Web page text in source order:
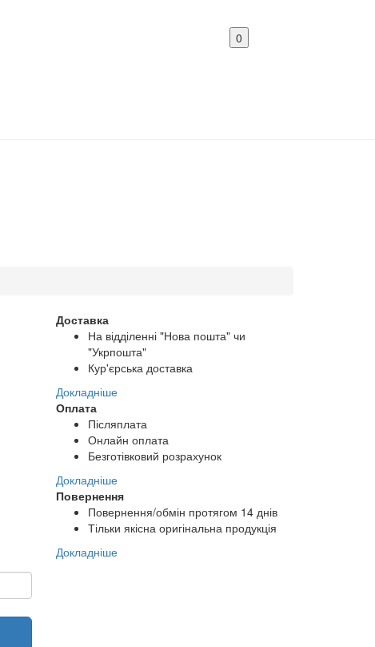
0
Доставка
На відділенні "Нова пошта" чи
"Укрпошта"
Кур'єрська доставка
Докладніше
Оплата
Післяплата
Онлайн оплата
Безготівковий розрахунок
Докладніше
Повернення
Повернення/обмін протягом 14 днів
Тільки якісна оригінальна продукція
Докладніше